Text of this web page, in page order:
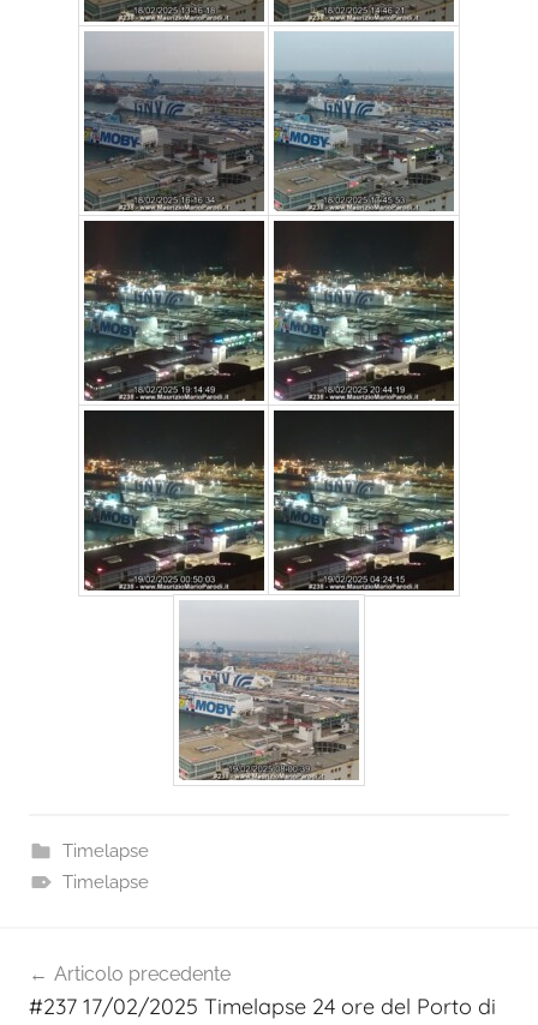
Timelapse
Timelapse
articoli
Articolo precedente
#237 17/02/2025 Timelapse 24 ore del Porto di